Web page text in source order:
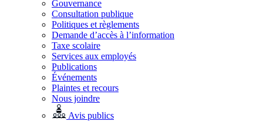
Gouvernance
Consultation publique
Politiques et règlements
Demande d’accès à l’information
Taxe scolaire
Services aux employés
Publications
Événements
Plaintes et recours
Nous joindre
Avis publics